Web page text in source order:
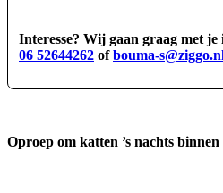
Interesse? Wij gaan graag met je
06 52644262 ofbouma-
Oproep om katten ’s nachts binnen